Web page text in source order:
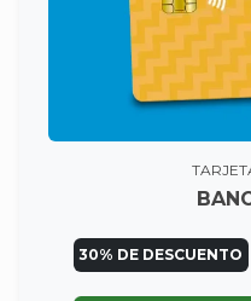
30% DE DESCUENTO